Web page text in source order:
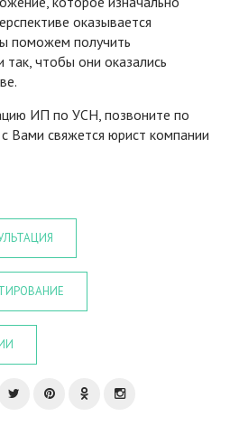
оказывается
поможем получить
так, чтобы они оказались
ИП по УСН, позвоните по
Вами свяжется юрист компании